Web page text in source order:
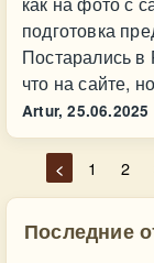
подготовка
Постарались в
что на сайте,
Artur, 25.06.2025
< 1 2
Последние